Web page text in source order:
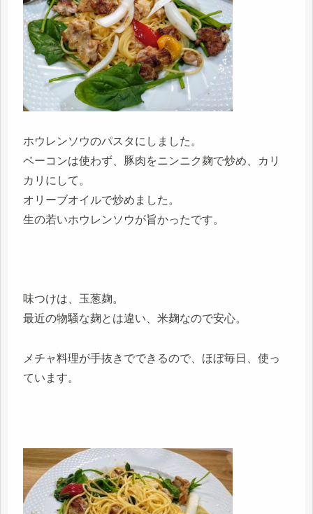
ホウレンソウのパスタにしました。
ベーコンは使わず、豚肉をニンニク麹で炒め、カリ
カリにして。
オリーブオイルで炒めました。
生の若いホウレンソウが旨かったです。
味つけは、玉葱麹。
最近の物騒な麹とは違い、米麹なので安心。
メチャ料理が手抜きでできるので、ほぼ毎日、使っ
ています。